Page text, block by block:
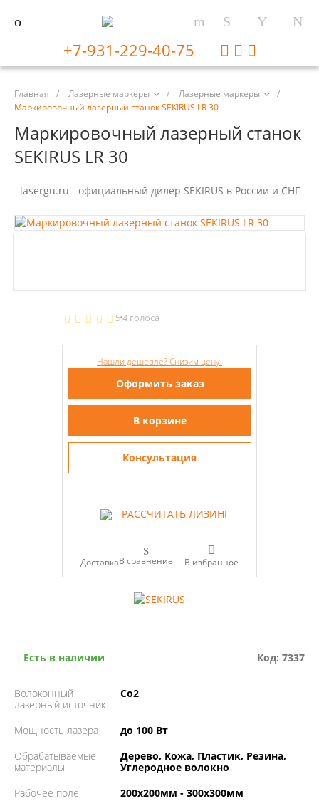
+7-931-229-40-75
Главная / Лазерные маркеры / Лазерные маркеры
/
Маркировочный лазерный станок SEKIRUS LR 30
Маркировочный лазерный станок
SEKIRUS LR 30
lasergu.ru - официальный дилер SEKIRUS в России и СНГ
Есть в наличии Код: 7337
Волоконный
лазерный источник
Co2
Мощность лазера
до 100 Вт
Обрабатываемые
материалы
Дерево, Кожа, Пластик, Резина,
Углеродное волокно
Рабочее поле
200х200мм - 300х300мм
54 голоса
Нашли дешевле? Снизим цену!
Оформить заказ
В корзине
Консультация
РАССЧИТАТЬ ЛИЗИНГ
ДоставкаВ сравнение